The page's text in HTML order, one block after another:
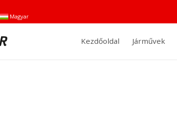
Magyar
Kezdőoldal Járművek